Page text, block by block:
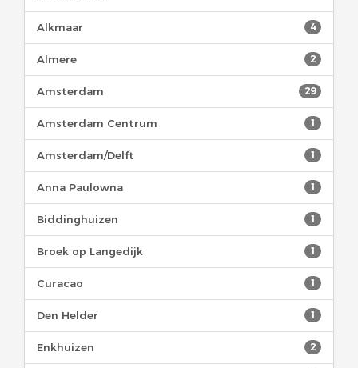
4
Alkmaar
2
Almere
29
Amsterdam
1
Amsterdam Centrum
1
Amsterdam/Delft
1
Anna Paulowna
1
Biddinghuizen
1
Broek op Langedijk
1
Curacao
1
Den Helder
2
Enkhuizen